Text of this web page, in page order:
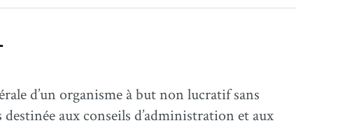
d’un organisme à but non lucratif sans
aux conseils d’administration et aux